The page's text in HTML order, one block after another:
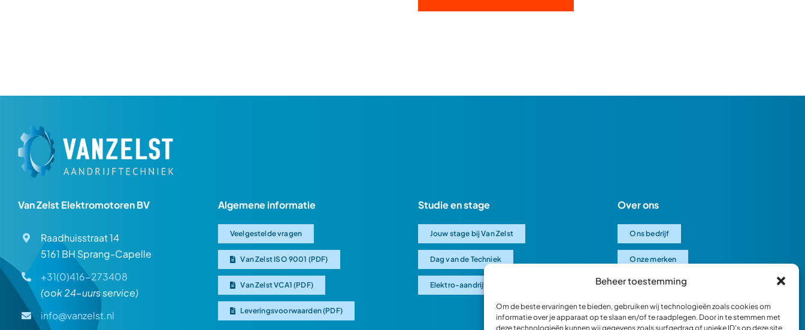
Beheer toestemming
Om de beste ervaringen te bieden, gebruiken wij technologieën zoals cookies om
informatie over je apparaat op te slaan en/of te raadplegen. Door in te stemmen met
deze technologieën kunnen wij gegevens zoals surfgedrag of unieke ID's op deze site
Van Zelst Elektromotoren BV
Raadhuisstraat 14
5161 BH Sprang-Capelle
+31(0)416-273408
(ook 24-uurs service)
info@vanzelst.nl
Algemene informatie
Veelgestelde vragen
Van Zelst ISO 9001 (PDF)
Van Zelst VCA1 (PDF)
Leveringsvoorwaarden (PDF)
Studie en stage
Jouw stage bij Van Zelst
Dag van de Techniek
Elektro-aandrijving uitgelegd
Over ons
Ons bedrijf
Onze merken
Ons team
Verantwoord ondernemen